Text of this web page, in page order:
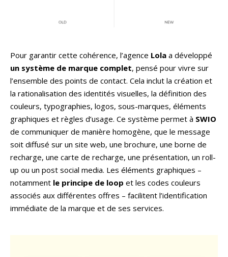
Pour garantir cette cohérence, l’agence Lola a développé
un système de marque complet, pensé pour vivre sur
l’ensemble des points de contact. Cela inclut la création et
la rationalisation des identités visuelles, la définition des
couleurs, typographies, logos, sous-marques, éléments
graphiques et règles d’usage. Ce système permet à SWIO
de communiquer de manière homogène, que le message
soit diffusé sur un site web, une brochure, une borne de
recharge, une carte de recharge, une présentation, un roll-
up ou un post social media. Les éléments graphiques –
notamment le principe de loop et les codes couleurs
associés aux différentes offres – facilitent l’identification
immédiate de la marque et de ses services.